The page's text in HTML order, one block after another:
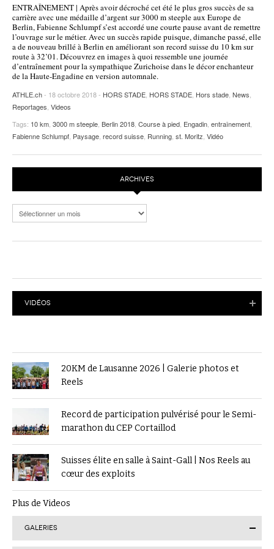
POURQUOI ATHLE.CH ?
ATHLE.CH RÉGIONS | VAUD
HIGHLIGHTS
LIVRES
ENTRAÎNEMENT | Après avoir décroché cet été le plus gros succès de sa
carrière avec une médaille d’argent sur 3000 m steeple aux Europe de
Berlin, Fabienne Schlumpf s’est accordé une courte pause avant de remettre
l’ouvrage sur le métier. Avec un succès rapide puisque, dimanche passé, elle
a de nouveau brillé à Berlin en améliorant son record suisse du 10 km sur
route à 32’01. Découvrez en images à quoi ressemble une journée
d’entraînement pour la sympathique Zurichoise dans le décor enchanteur
de la Haute-Engadine en version automnale.
ATHLE.ch- 18 octobre 2018 - HORS STADE HORS STADE Hors stade News
Reportages Videos
Tags: 10 km 3000 m steeple Berlin 2018 Course à pied Engadin entraînement
Fabienne Schlumpf Paysage record suisse Running st. Moritz Vidéo
ARCHIVES
Archives
VIDÉOS
20KM de Lausanne 2026 | Galerie photos et
Reels
Record de participation pulvérisé pour le Semi-
marathon du CEP Cortaillod
Suisses élite en salle à Saint-Gall | Nos Reels au
cœur des exploits
Plus de Videos
GALERIES